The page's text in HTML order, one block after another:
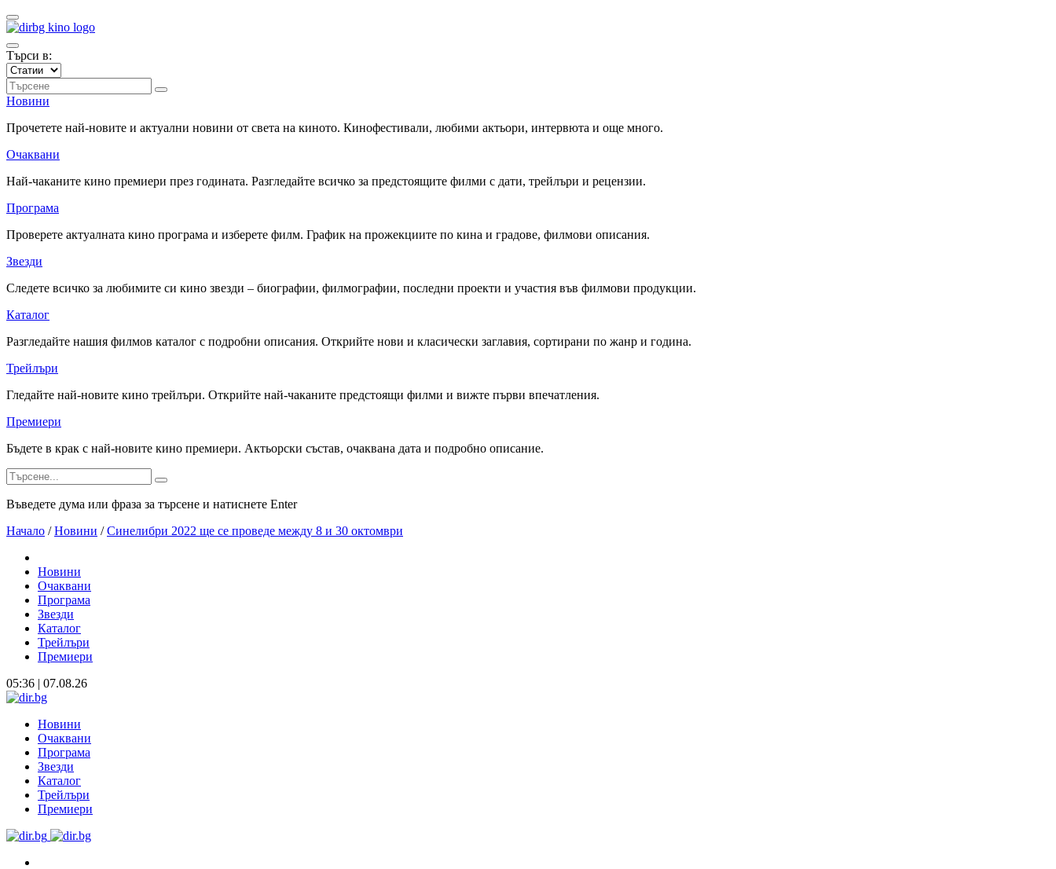
Търси в:
Новини
Прочетете най-новите и актуални новини от света на киното. Кинофестивали, любими актьори, интервюта и още много.
Очаквани
Най-чаканите кино премиери през годината. Разгледайте всичко за предстоящите филми с дати, трейлъри и рецензии.
Програма
Проверете актуалната кино програма и изберете филм. График на прожекциите по кина и градове, филмови описания.
Звезди
Следете всичко за любимите си кино звезди – биографии, филмографии, последни проекти и участия във филмови продукции.
Каталог
Разгледайте нашия филмов каталог с подробни описания. Открийте нови и класически заглавия, сортирани по жанр и година.
Трейлъри
Гледайте най-новите кино трейлъри. Открийте най-чаканите предстоящи филми и вижте първи впечатления.
Премиери
Бъдете в крак с най-новите кино премиери. Актьорски състав, очаквана дата и подробно описание.
Въведете дума или фраза за търсене и натиснете Enter
Начало / Новини / Синелибри 2022 ще се проведе между 8 и 30 октомври
Новини
Очаквани
Програма
Звезди
Каталог
Трейлъри
Премиери
05:36 | 07.08.26
Новини
Очаквани
Програма
Звезди
Каталог
Трейлъри
Премиери